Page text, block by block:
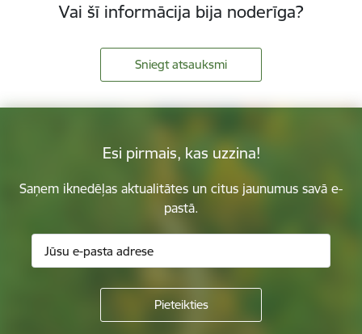
Vai šī informācija bija noderīga?
Sniegt atsauksmi
Esi pirmais, kas uzzina!
Saņem iknedēļas aktualitātes un citus jaunumus savā e-
pastā.